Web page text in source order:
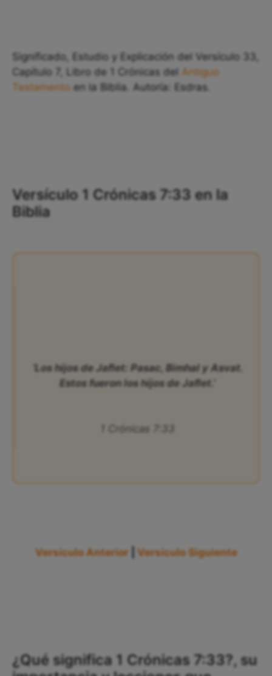
Significado, Estudio y Explicación del Versículo 33,
Capítulo 7, Libro de 1 Crónicas del Antiguo
Testamento en la Biblia. Autoría: Esdras.
Versículo 1 Crónicas 7:33 en la
Biblia
‘Los hijos de Jaflet: Pasac, Bimhal y Asvat.
Estos fueron los hijos de Jaflet.’
1 Crónicas 7:33
Versículo Anterior Versículo Siguiente
¿Qué significa 1 Crónicas 7:33?, su